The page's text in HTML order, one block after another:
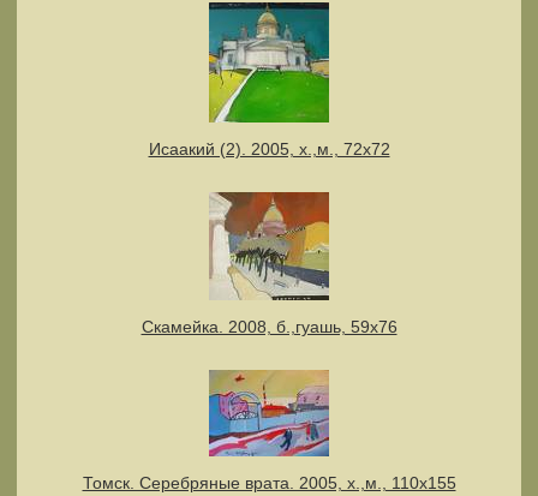
Исаакий (2). 2005, х.,м., 72х72
Скамейка. 2008, б.,гуашь, 59х76
Томск. Серебряные врата. 2005, х.,м., 110х155